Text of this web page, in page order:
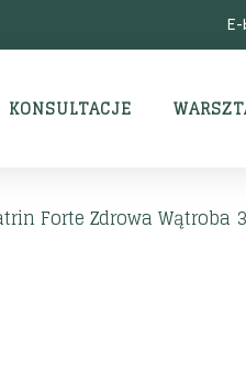
KONSULTACJE
Forte Zdrowa Wątroba